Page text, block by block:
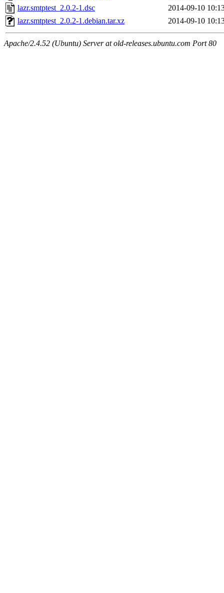
lazr.smtptest_2.0.2-1.dsc
2014-09-10
lazr.smtptest_2.0.2-1.debian.tar.xz
2014-09-10
Apache/2.4.52 (Ubuntu) Server at old-releases.ubuntu.com Port 80